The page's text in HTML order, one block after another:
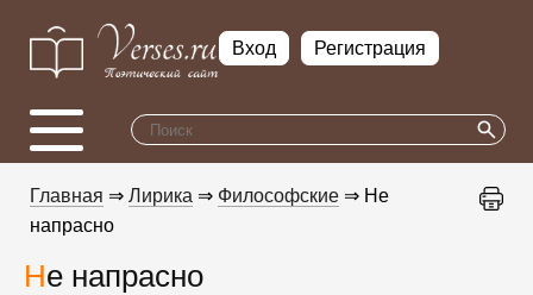
Вход Регистрация
Главная ⇒ Лирика ⇒ Философские ⇒ Не
напрасно
Не напрасно